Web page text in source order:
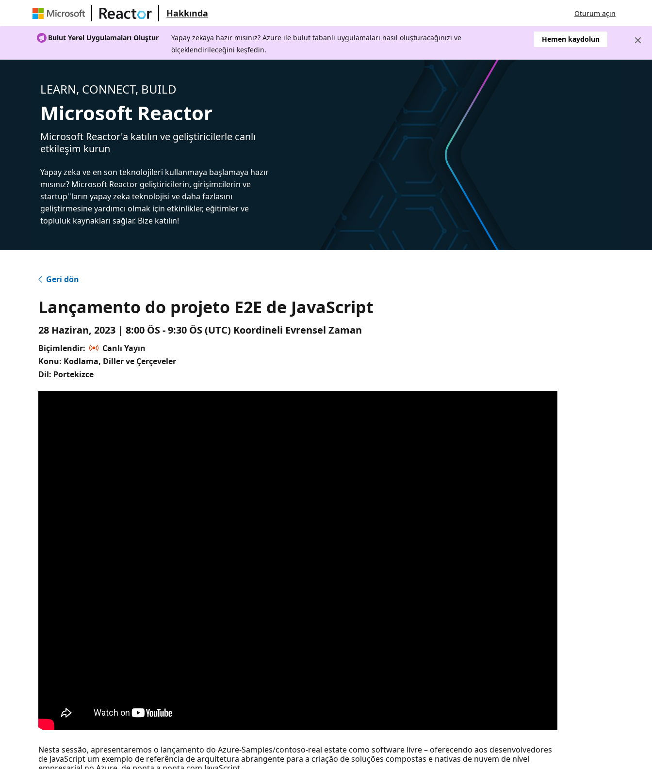
Hakkında Oturum açın
Bulut Yerel Uygulamaları Oluştur
Yapay zekaya hazır mısınız? Azure ile bulut tabanlı uygulamaları nasıl oluşturacağınızı ve
ölçeklendirileceğini keşfedin.
Hemen kaydolun
LEARN, CONNECT, BUILD
Microsoft Reactor
Microsoft Reactor'a katılın ve geliştiricilerle canlı
etkileşim kurun
Yapay zeka ve en son teknolojileri kullanmaya başlamaya hazır
mısınız? Microsoft Reactor geliştiricilerin, girişimcilerin ve
startup''ların yapay zeka teknolojisi ve daha fazlasını
geliştirmesine yardımcı olmak için etkinlikler, eğitimler ve
topluluk kaynakları sağlar. Bize katılın!
Geri dön
Lançamento do projeto E2E de JavaScript
28 Haziran, 2023 | 8:00 ÖS - 9:30 ÖS (UTC) Koordineli Evrensel Zaman
Biçimlendir:
Canlı Yayın
Konu: Kodlama, Diller ve Çerçeveler
Dil: Portekizce
Nesta sessão, apresentaremos o lançamento do Azure-Samples/contoso-real estate como software livre – oferecendo aos desenvolvedores
de JavaScript um exemplo de referência de arquitetura abrangente para a criação de soluções compostas e nativas de nuvem de nível